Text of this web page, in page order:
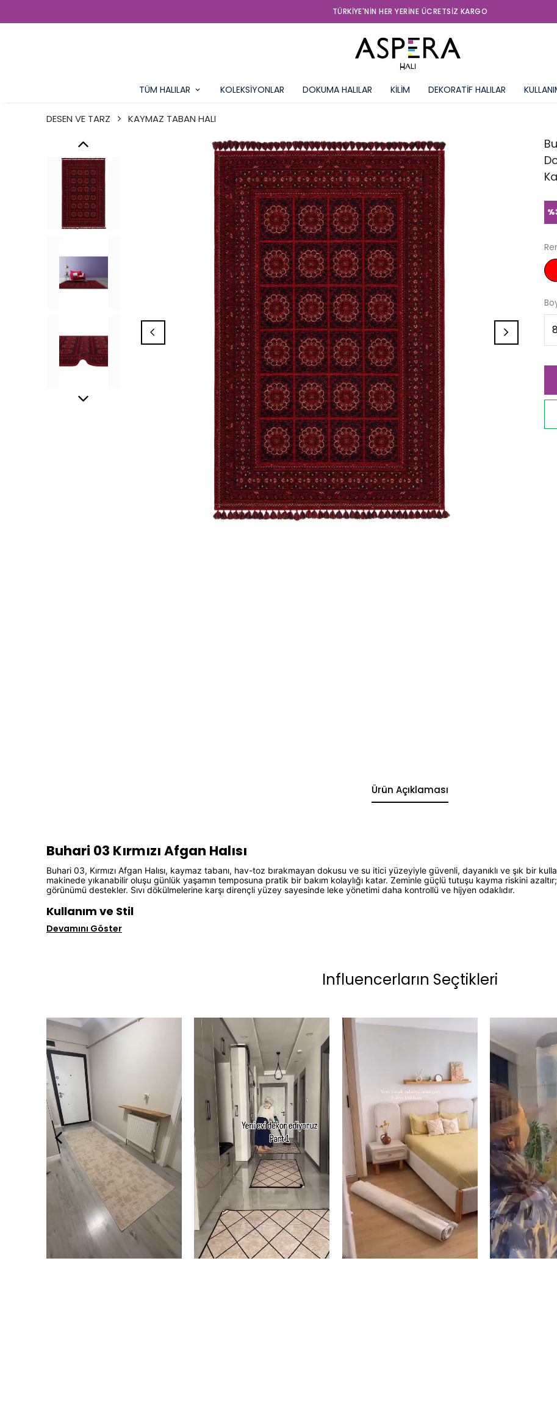
TÜRKIYE'NIN HER YERINE ÜCRETSIZ KARGO
TÜM HALILAR KOLEKSİYONLAR DOKUMA HALILAR KİLİM DEKORATİF HALILAR
DESEN VE TARZ KAYMAZ TABAN HALI
%
Ürün Açıklaması
Buhari 03 Kırmızı Afgan Halısı
Buhari 03, Kırmızı Afgan Halısı, kaymaz tabanı, hav-toz bırakmayan dokusu ve su itici yüzeyiyle güvenli, dayanıklı ve şık bir
makinede yıkanabilir oluşu günlük yaşamın temposuna pratik bir bakım kolaylığı katar. Zeminle güçlü tutuşu kayma riskini
görünümü destekler. Sıvı dökülmelerine karşı dirençli yüzey sayesinde leke yönetimi daha kontrollü ve hijyen odaklıdır.
Kullanım ve Stil
Devamını Göster
Influencerların Seçtikleri